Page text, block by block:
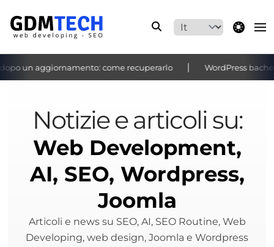
theme
un aggiornamento: come recuperarlo WordPress bacheca
‹ ›
Notizie e articoli su:
Web Development,
AI, SEO, Wordpress,
Joomla
Articoli e news su SEO, AI, SEO Routine, Web
Developing, web design, Joomla e Wordpress